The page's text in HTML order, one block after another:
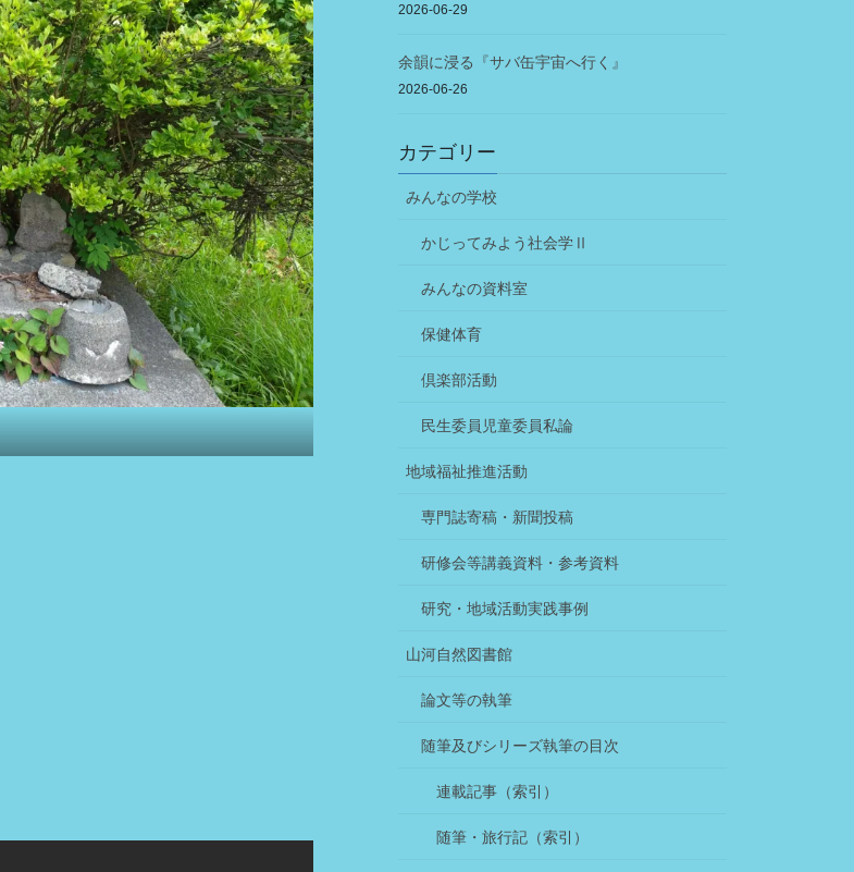
2026-06-29
余韻に浸る『サバ缶宇宙へ行く』
2026-06-26
カテゴリー
みんなの学校
かじってみよう社会学Ⅱ
みんなの資料室
保健体育
倶楽部活動
民生委員児童委員私論
地域福祉推進活動
専門誌寄稿・新聞投稿
研修会等講義資料・参考資料
研究・地域活動実践事例
山河自然図書館
論文等の執筆
随筆及びシリーズ執筆の目次
連載記事（索引）
随筆・旅行記（索引）